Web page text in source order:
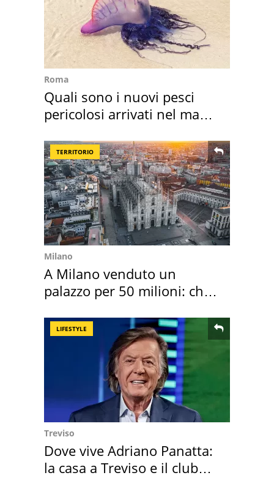
Roma
Quali sono i nuovi pesci
pericolosi arrivati nel mar
TERRITORIO
Milano
A Milano venduto un
palazzo per 50 milioni: chi
LIFESTYLE
Treviso
Dove vive Adriano Panatta:
la casa a Treviso e il club